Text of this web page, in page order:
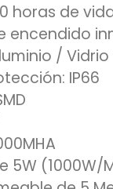
horas de
encendido
/
IP66
5W (1000W/